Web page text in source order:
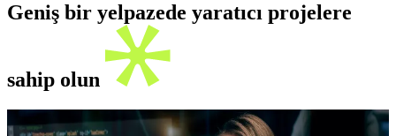
Geniş bir yelpazede yaratıcı projelere
sahip olun